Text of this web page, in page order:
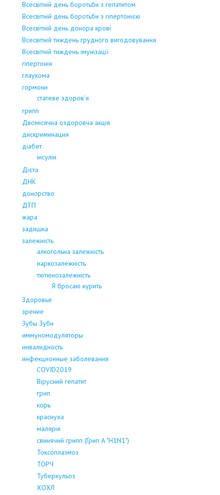
Всесвітній день боротьби з гепатитом
Всесвітній день боротьби з гіпертонією
Всесвітній день донора крові
Всесвітній тиждень грудного вигодовування
Всесвітній тиждень імунізації
гіпертонія
глаукома
гормони
статеве здоров'я
грипп
Двомісячна оздоровча акція
дискриминация
діабет
інсулін
Дієта
ДНК
донорство
ДТП
жара
задишка
залежність
алкогольна залежність
наркозалежність
тютюнозалежність
Я бросаю курить
Здоровье
зрение
Зубы Зуби
иммуномодуляторы
инвалидность
инфекционные заболевания
COVID2019
Вірусний гепатит
грип
корь
краснуха
малярія
свинячий грипп (Грип А "H1N1")
Токсоплазмоз
ТОРЧ
Туберкульоз
ХОХЛ